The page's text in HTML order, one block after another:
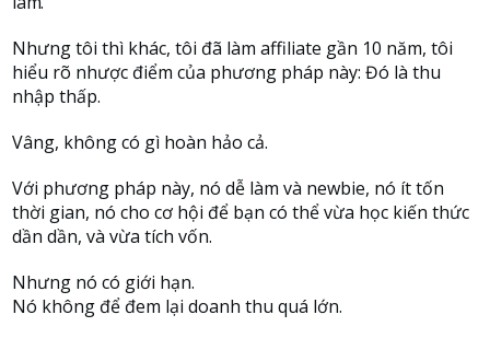
Nhưng tôi thì khác, tôi đã làm affiliate gần 10 năm, tôi
hiểu rõ nhược điểm của phương pháp này: Đó là thu
nhập thấp.
Vâng, không có gì hoàn hảo cả.
Với phương pháp này, nó dễ làm và newbie, nó ít tốn
thời gian, nó cho cơ hội để bạn có thể vừa học kiến thức
dần dần, và vừa tích vốn.
Nhưng nó có giới hạn.
Nó không để đem lại doanh thu quá lớn.